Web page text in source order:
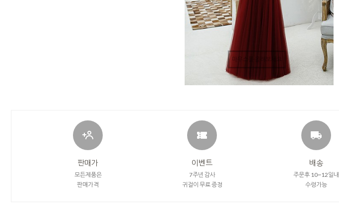
마우스를 올려보세요
판매가
모든제품은
판매가격
이벤트
7주년 감사
귀걸이 무료 증정
배송
주문후 10~12일내
수령가능